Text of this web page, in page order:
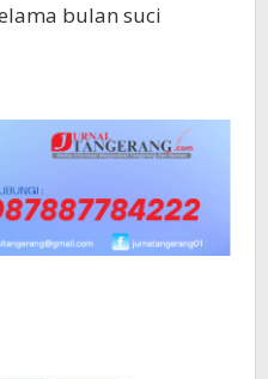
bulan suci